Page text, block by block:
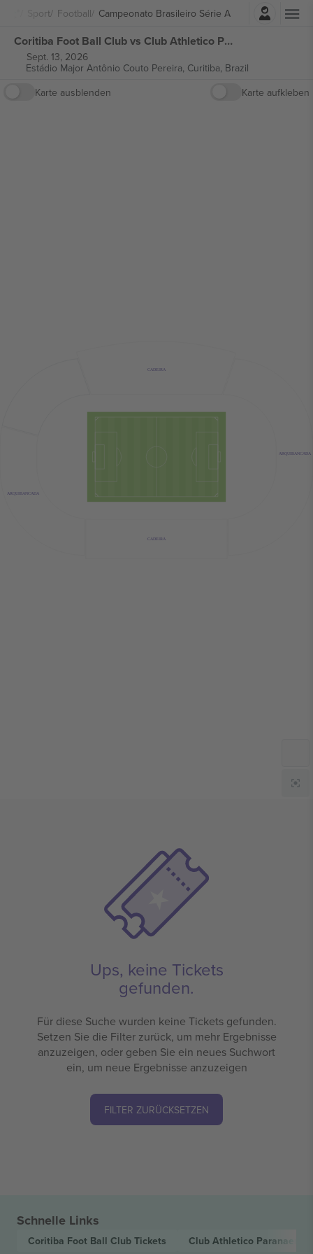
Sport Football Campeonato Brasileiro Série A
Einloggen
Coritiba Foot Ball Club vs Club Athletico Paranaense Campeonato Brasileiro Série A tickets
Sept. 13, 2026
Estádio Major Antônio Couto Pereira, Curitiba, Brazil
Karte ausblenden
Karte aufkleben
CADEIRA
CADEIRA
ARQUIBANCADA
ARQUIBANCADA
Ups, keine Tickets
gefunden.
Für diese Suche wurden keine Tickets gefunden.
Setzen Sie die Filter zurück, um mehr Ergebnisse
anzuzeigen, oder geben Sie ein neues Suchwort
ein, um neue Ergebnisse anzuzeigen
FILTER ZURÜCKSETZEN
Schnelle Links
Coritiba Foot Ball Club Tickets Club Athletico Paranaense